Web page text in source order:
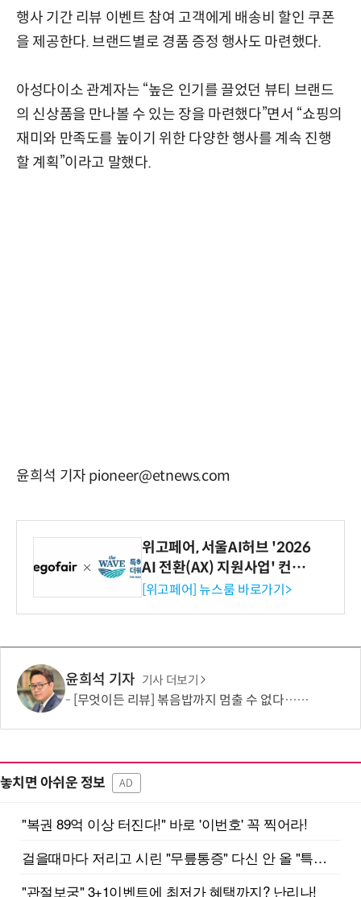
행사 기간 리뷰 이벤트 참여 고객에게 배송비 할인 쿠폰
을 제공한다. 브랜드별로 경품 증정 행사도 마련했다.
아성다이소 관계자는 “높은 인기를 끌었던 뷰티 브랜드
의 신상품을 만나볼 수 있는 장을 마련했다”면서 “쇼핑의
재미와 만족도를 높이기 위한 다양한 행사를 계속 진행
할 계획”이라고 말했다.
윤희석 기자 pioneer@etnews.com
위고페어, 서울AI허브 '2026
AI 전환(AX) 지원사업' 컨소
시엄 선정
[위고페어] 뉴스룸 바로가기>
윤희석 기자 기사 더보기
[무엇이든 리뷰] 볶음밥까지 멈출 수 없다…하림 '별미요리 닭갈비' 한 끼 실험
놓치면 아쉬운 정보 AD